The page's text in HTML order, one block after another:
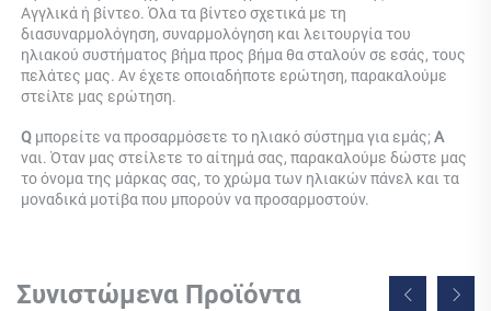
Αγγλικά ή βίντεο. Όλα τα βίντεο σχετικά με τη
διασυναρμολόγηση, συναρμολόγηση και λειτουργία του
ηλιακού συστήματος βήμα προς βήμα θα σταλούν σε εσάς, τους
πελάτες μας. Αν έχετε οποιαδήποτε ερώτηση, παρακαλούμε
στείλτε μας ερώτηση.
Q μπορείτε να προσαρμόσετε το ηλιακό σύστημα για εμάς;
Α
ναι. Όταν μας στείλετε το αίτημά σας, παρακαλούμε δώστε μας
το όνομα της μάρκας σας, το χρώμα των ηλιακών πάνελ και τα
μοναδικά μοτίβα που μπορούν να προσαρμοστούν.
Συνιστώμενα Προϊόντα